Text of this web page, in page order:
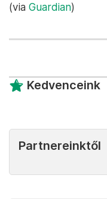
(via Guardian)
Kedvenceink
Partnereinktől